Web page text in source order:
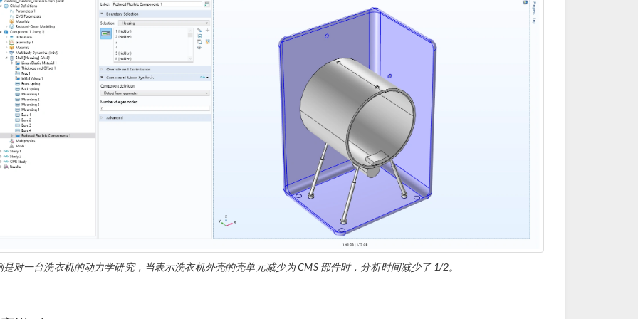
是对一台洗衣机的动力学研究，当表示洗衣机外壳的壳单元减少为 CMS 部件时，分析时间减少了 1/2。